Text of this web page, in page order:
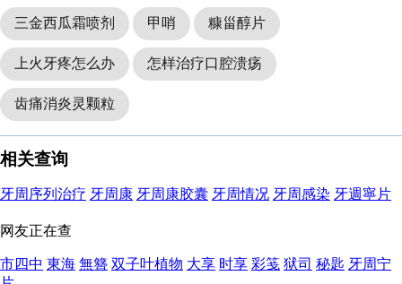
三金西瓜霜喷剂 甲哨 糠甾醇片
上火牙疼怎么办 怎样治疗口腔溃疡
齿痛消炎灵颗粒
相关查询
牙周序列治疗 牙周康 牙周康胶囊 牙周情况 牙周感染 牙週寧片
网友正在查
市四中 東海 無簪 双子叶植物 大享 时享 彩笺 狱司 秘匙 牙周宁